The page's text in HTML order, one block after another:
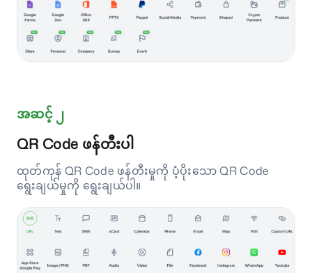
အဆင့် ၂
QR Code ဖန်တီးပါ
ထုတ်ကုန် QR Code ဖန်တီးမှုကို ပံ့ပိုးသော QR Code
ရွေးချယ်မှုကို ရွေးချယ်ပါ။